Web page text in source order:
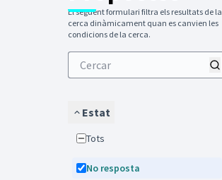
El següent formulari filtra els resultats de la
cerca dinàmicament quan es canvien les
condicions de la cerca.
Estat
Tots
No resposta